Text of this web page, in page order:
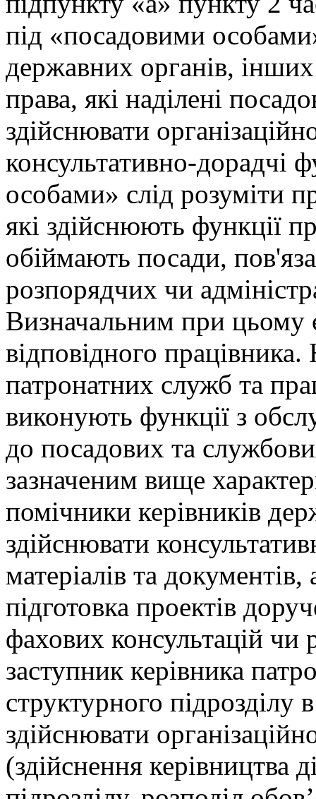
під «посадовими
державних органів,
права, які наділені
здійснювати
консультативно-дорадчі
особами» слід розуміти
які здійснюють функції
обіймають посади,
розпорядчих чи
Визначальним при цьому
відповідного
патронатних служб та
виконують функції з
до посадових та
зазначеним вище
помічники керівників
здійснювати
матеріалів та документів,
підготовка проектів
фахових консультацій чи
заступник керівника
структурного підрозділу
здійснювати
(здійснення керівництва